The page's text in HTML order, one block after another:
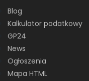
Blog
Kalkulator podatkowy
GP24
News
Ogłoszenia
Mapa HTML